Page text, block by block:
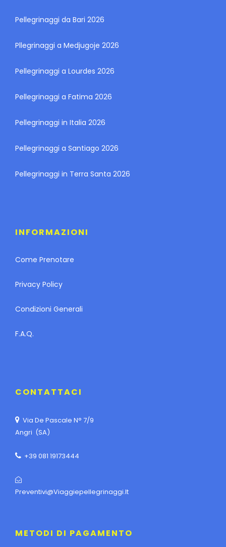
Pellegrinaggi da Bari 2026
Pllegrinaggi a Medjugoje 2026
Pellegrinaggi a Lourdes 2026
Pellegrinaggi a Fatima 2026
Pellegrinaggi in Italia 2026
Pellegrinaggi a Santiago 2026
Pellegrinaggi in Terra Santa 2026
INFORMAZIONI
Come Prenotare
Privacy Policy
Condizioni Generali
F.A.Q.
CONTATTACI
Via De Pascale N° 7/9
Angri (SA)
+39 081 19173444
Preventivi@viaggiepellegrinaggi.it
METODI DI PAGAMENTO